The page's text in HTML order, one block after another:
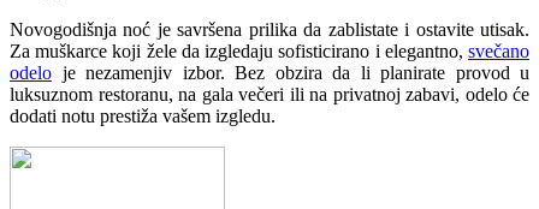
Novogodišnja noć je savršena prilika da zablistate i ostavite utisak.
Za muškarce koji žele da izgledaju sofisticirano i elegantno, svečano
odelo je nezamenjiv izbor. Bez obzira da li planirate provod u
luksuznom restoranu, na gala večeri ili na privatnoj zabavi, odelo će
dodati notu prestiža vašem izgledu.